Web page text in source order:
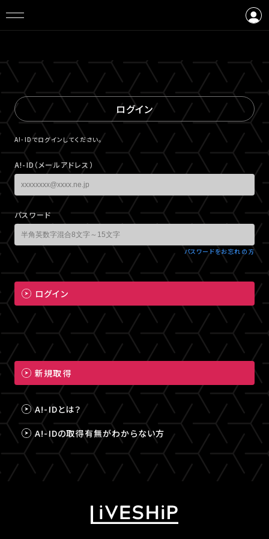
ログイン
A!-IDでログインしてください。
A!-ID（メールアドレス）
パスワード
パスワードをお忘れの方
ログイン
新規取得
A!-IDとは？
A!-IDの取得有無がわからない方